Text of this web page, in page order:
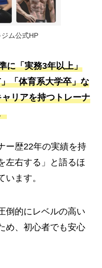
ム公式HP
に「実務3年以上」
「体育系大学卒」な
リアを持つトレーナ
ー歴22年の実績を持
左右する」と語るほ
います。
倒的にレベルの高い
め、初心者でも安心